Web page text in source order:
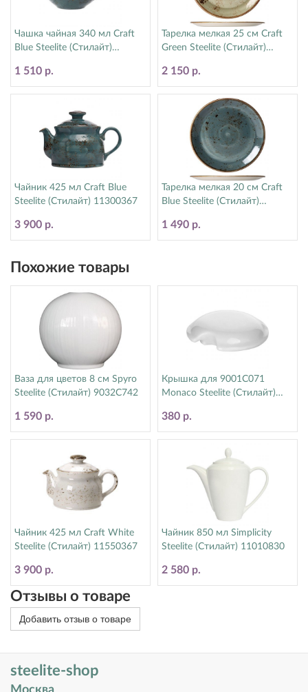
Чашка чайная 340 мл Craft
Blue Steelite (Стилайт)
1 510 р.
Тарелка мелкая 25 см Craft
Green Steelite (Стилайт)
2 150 р.
Чайник 425 мл Craft Blue
Steelite (Стилайт) 11300367
3 900 р.
Тарелка мелкая 20 см Craft
Blue Steelite (Стилайт)
1 490 р.
Похожие товары
Ваза для цветов 8 см Spyro
Steelite (Стилайт) 9032C742
1 590 р.
Крышка для 9001C071
Monaco Steelite (Стилайт)
380 р.
Чайник 425 мл Craft White
Steelite (Стилайт) 11550367
3 900 р.
Чайник 850 мл Simplicity
Steelite (Стилайт) 11010830
2 580 р.
Отзывы о товаре
Добавить отзыв о товаре
steelite-shop